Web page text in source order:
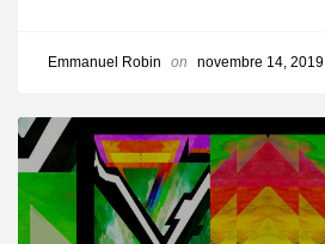
Emmanuel Robin on novembre 14, 2019